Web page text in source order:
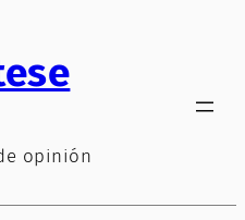
opinión